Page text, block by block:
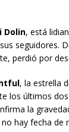
Dolin, está
seguidores.
perdió por
, la estrella
los últimos
la
hay fecha de